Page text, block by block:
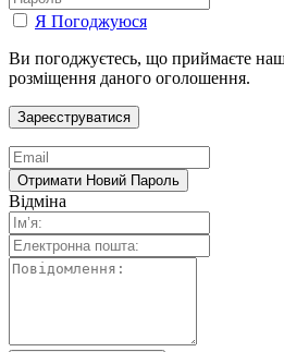
Я Погоджуюся
Ви погоджуєтесь, що приймаєте
розміщення даного оголошення.
Відміна